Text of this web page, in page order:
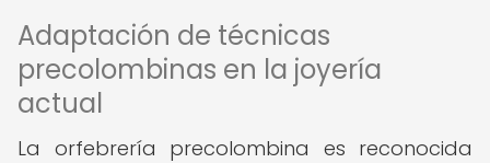
Adaptación de técnicas
precolombinas en la joyería
actual
La orfebrería precolombina es reconocida